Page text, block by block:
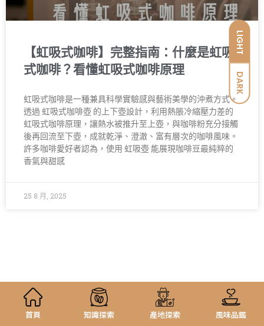
LIGHT
DARK
【虹吸式咖啡】完整指南：什麼是虹吸
式咖啡？看懂虹吸式咖啡原理
虹吸式咖啡是一種兼具科學實驗感與藝術美學的沖煮方式。
透過 虹吸式咖啡壺 的上下壺設計，利用熱脹冷縮壓力差的
虹吸式咖啡原理，讓熱水被推升至上壺，與咖啡粉充分接觸
後再回流至下壺，成就乾淨、澄澈、富有層次的咖啡風味。
許多咖啡愛好者認為，使用 虹吸壺 能展現咖啡豆最純粹的
香氣與甜感
25 8 月, 2025
首頁 知識探索 產地探索 風味品鑑